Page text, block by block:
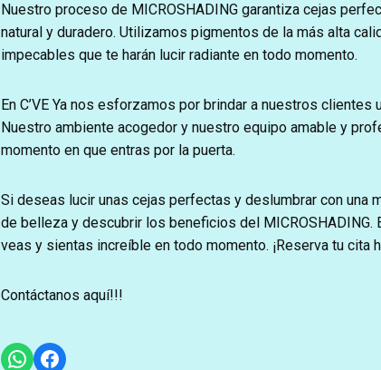
Nuestro proceso de MICROSHADING garantiza cejas
natural y duradero. Utilizamos pigmentos de la más alta
impecables que te harán lucir radiante en todo momento.
En C’VE Ya nos esforzamos por brindar a nuestros
Nuestro ambiente acogedor y nuestro equipo amable y
momento en que entras por la puerta.
Si deseas lucir unas cejas perfectas y deslumbrar con una
de belleza y descubrir los beneficios del MICROSHADING.
veas y sientas increíble en todo momento. ¡Reserva tu cita
Contáctanos aquí!!!